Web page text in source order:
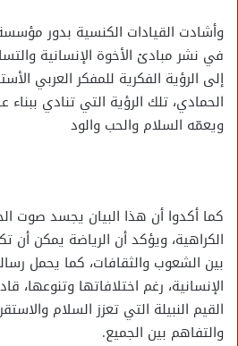
وأشادت القيادات الكنسية بدور
في نشر مبادئ الأخوة الإنسانية
إلى الرؤية الفكرية للمفكر العربي
الحمادي، تلك الرؤية التي تنادي
ويعمّه السلام والحب والود
كما أكدوا أن هذا البيان يجسد صوت
الكراهية، ويؤكد أن الرياضة يمكن أن
بين الشعوب والثقافات، كما يحمل
الإنسانية، رغم اختلافاتها وتنوعها،
القيم النبيلة التي تعزز السلام
والتفاهم بين الجميع.